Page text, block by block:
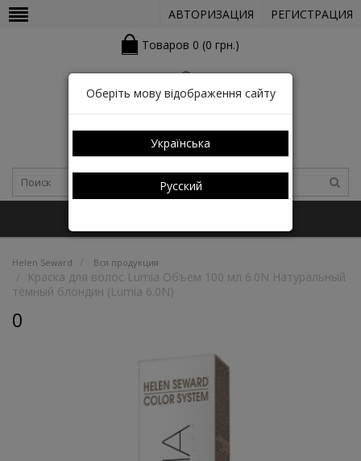
АВТОРИЗАЦИЯ
РЕГИСТРАЦИЯ
Товаров 0 (0 грн.)
Helen Seward Вся продукция
Краска для волос Lumia Объем 100 мл 6.0N Натуральный
тёмный блондин (Lumia 6.0N)
0
Оберіть мову відображення сайту
Українська
Русский